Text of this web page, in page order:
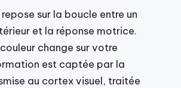
sur la boucle entre un
et la réponse motrice.
couleur change sur votre
est captée par la
au cortex visuel, traitée